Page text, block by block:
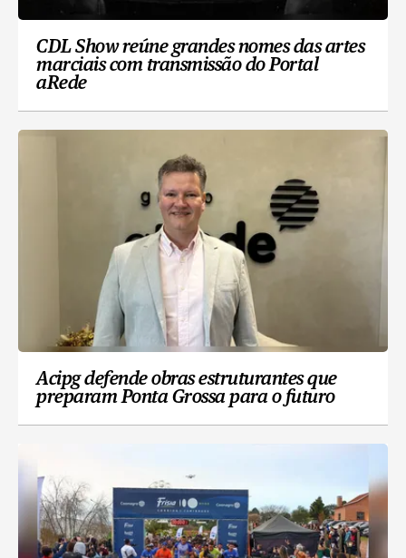
CDL Show reúne grandes nomes das artes
marciais com transmissão do Portal
aRede
Acipg defende obras estruturantes que
preparam Ponta Grossa para o futuro